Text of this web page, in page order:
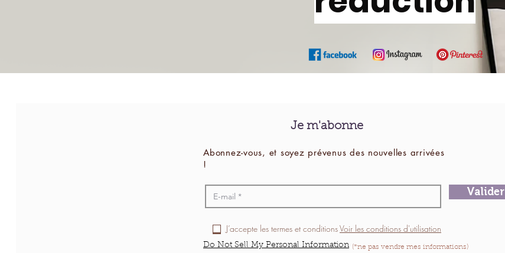
Je m'abonne
Abonnez-vous, et soyez prévenus des nouvelles arrivées
!
Valider
J’accepte les termes et conditionsVoir les conditions d'utilisation
Do Not Sell My Personal Information (*ne pas vendre mes informations)